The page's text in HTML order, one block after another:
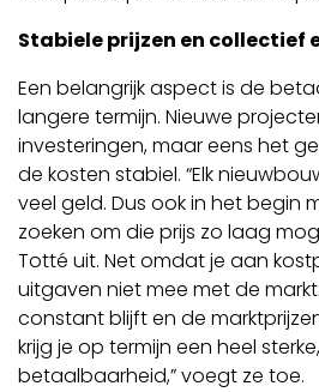
Stabiele prijzen en collectief
Een belangrijk aspect is de
langere termijn. Nieuwe
investeringen, maar eens het
de kosten stabiel. “Elk
veel geld. Dus ook in het begin
zoeken om die prijs zo laag
Totté uit. Net omdat je aan
uitgaven niet mee met de
constant blijft en de
krijg je op termijn een heel
betaalbaarheid,” voegt ze toe.